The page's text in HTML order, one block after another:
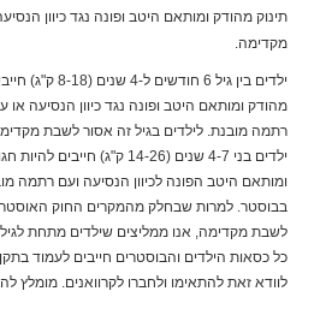
תינוק מהודק ומותאם היטב ופונה נגד כיוון
מקדימה.
ילדים בין גיל 6
מהודק ומותאם היטב ופונה נגד כיוון הנסיעה או
רתמה מובנת. לילדים בגיל זה אסור לשבת
ילדים בני 4-7 שנים (14-26 ק"ג)
ומותאם היטב הפונה לכיוון הנסיעה ועם רתמה
בבוסטר. למרות שבחלק מהמקרים החוק
לשבת מקדימה, אנו ממליצים שילדים מתחת לגיל 7 (26 ק"ג) לא ישבו מקדימה.
כל כסאות הילדים והבוסטרים חייבים לעמוד
לוודא זאת להתאימו ולחברו לקרוואנים. מומלץ